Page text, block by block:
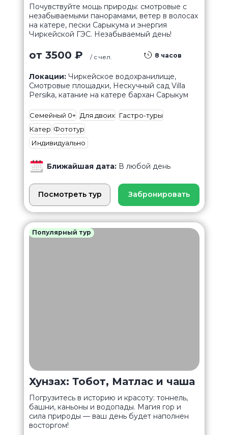
Хунзах: Тобот, Матлас и чаша
Погрузитесь в историю и красоту: тоннель,
башни, каньоны и водопады. Магия гор и
сила природы — ваш день будет наполнен
восторгом!
Популярный тур
от 3500 ₽ 8 часов
/ с чел.
Почувствуйте мощь природы: смотровые с
незабываемыми панорамами, ветер в волосах
на катере, пески Сарыкума и энергия
Чиркейской ГЭС. Незабываемый день!
Ближайшая дата: В любой день
Локации: Чиркейское водохранилище,
Смотровые площадки, Нескучный сад Villa
Persika, катание на катере бархан Сарыкум
Катер
Семейный 0+
Индивидуально
Гастро-туры
Фототур
Для двоих
Посмотреть тур Забронировать